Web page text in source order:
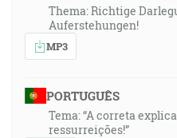
Thema: Richtige
Auferstehungen!
MP3
PORTUGUÊS
Tema: “A correta
ressurreições!”